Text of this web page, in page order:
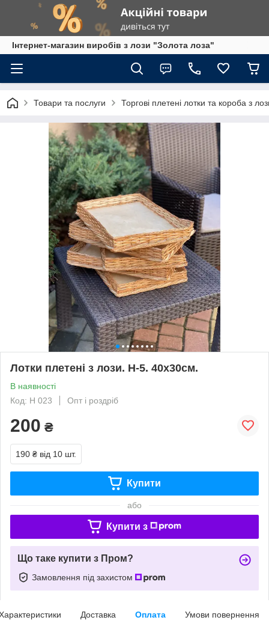
Інтернет-магазин виробів з лози "Золота лоза"
Товари та послуги Торгові плетені лотки та короба з
Лотки плетені з лози. Н-5. 40х30см.
В наявності
Код: Н 023
Опт і роздріб
200 ₴
190 ₴ від 10 шт.
Купити
або
Купити з
Що таке купити з Пром?
Замовлення під захистом
Доставка Оплата Умови повернення